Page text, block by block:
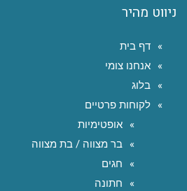
ניווט מהיר
דף בית
אנחנו צומי
בלוג
לקוחות פרטיים
אופטימיות
בר מצווה / בת מצווה
חגים
חתונה